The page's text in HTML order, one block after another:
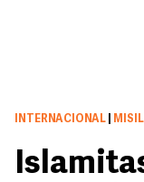
INTERNACIONAL